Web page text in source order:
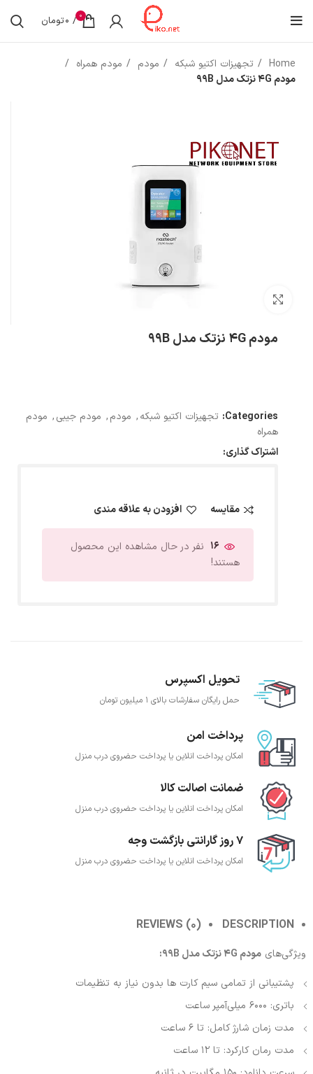
0
/
0تومان
Home تجهیزات اکتیو شبکه مودم
مودم همراه
مودم 4G نزتک مدل 99B
مودم 4G نزتک مدل 99B
Categories: تجهیزات اکتیو شبکه, مودم, مودم جیبی, مودم
همراه
اشتراک گذاری:
مقایسه افزودن به علاقه مندی
16 نفر در حال مشاهده این محصول
هستند!
تحویل اکسپرس
حمل رایگان سفارشات بالای 1 میلیون تومان
پرداخت امن
امکان پرداخت انلاین یا پرداخت حضروی درب منزل
ضمانت اصالت کالا
امکان پرداخت انلاین یا پرداخت حضروی درب منزل
7 روز گارانتی بازگشت وجه
امکان پرداخت انلاین یا پرداخت حضروی درب منزل
DESCRIPTION
REVIEWS (0)
ویژگی‌های مودم 4G نزتک مدل 99B:
پشتیبانی از تمامی سیم کارت ها بدون نیاز به تنظیمات
باتری: 6000 میلی‌آمپر ساعت
مدت زمان شارژ کامل: تا 6 ساعت
مدت رمان کارکرد: تا 12 ساعت